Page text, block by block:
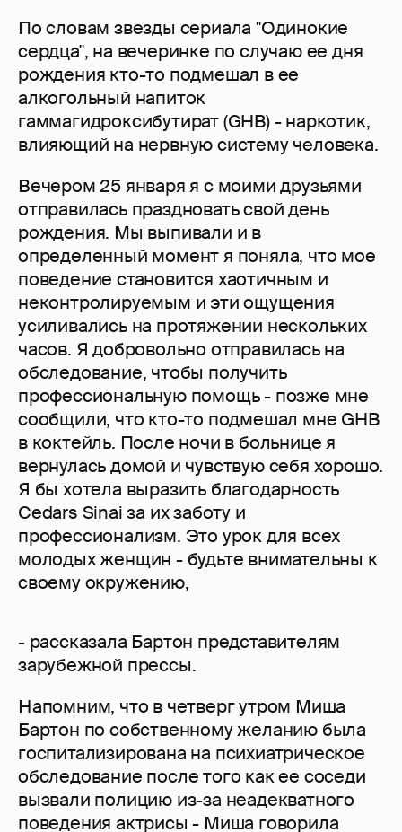
По словам звезды сериала "Одинокие
сердца", на вечеринке по случаю ее дня
рождения кто-то подмешал в ее
алкогольный напиток
гаммагидроксибутират (GHB) - наркотик,
влияющий на нервную систему человека.
Вечером 25 января я с моими друзьями
отправилась праздновать свой день
рождения. Мы выпивали и в
определенный момент я поняла, что мое
поведение становится хаотичным и
неконтролируемым и эти ощущения
усиливались на протяжении нескольких
часов. Я добровольно отправилась на
обследование, чтобы получить
профессиональную помощь - позже мне
сообщили, что кто-то подмешал мне GHB
в коктейль. После ночи в больнице я
вернулась домой и чувствую себя хорошо.
Я бы хотела выразить благодарность
Cedars Sinai за их заботу и
профессионализм. Это урок для всех
молодых женщин - будьте внимательны к
своему окружению,
- рассказала Бартон представителям
зарубежной прессы.
Напомним, что в четверг утром Миша
Бартон по собственному желанию была
госпитализирована на психиатрическое
обследование после того как ее соседи
вызвали полицию из-за неадекватного
поведения актрисы - Миша говорила